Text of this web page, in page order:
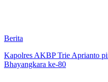
Berita
Kapolres AKBP Trie Aprianto
Bhayangkara ke-80